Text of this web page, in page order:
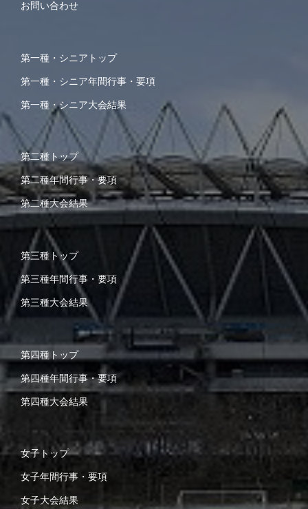
お問い合わせ
第一種・シニアトップ
第一種・シニア年間行事・要項
第一種・シニア大会結果
第二種トップ
第二種年間行事・要項
第二種大会結果
第三種トップ
第三種年間行事・要項
第三種大会結果
第四種トップ
第四種年間行事・要項
第四種大会結果
女子トップ
女子年間行事・要項
女子大会結果